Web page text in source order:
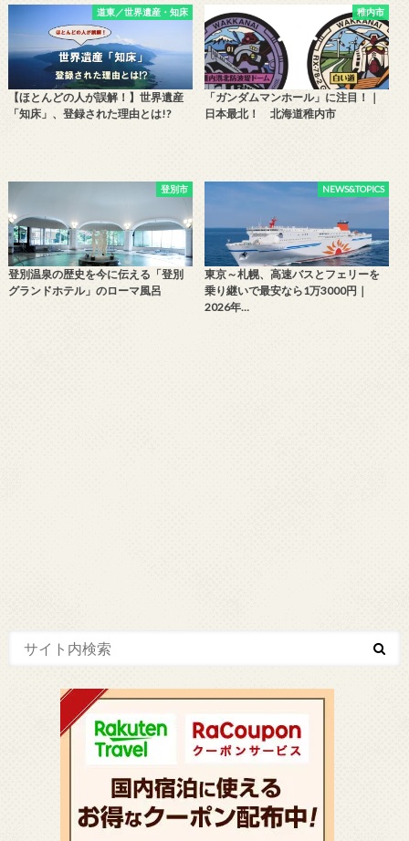
道東／世界遺産・知床
【ほとんどの人が誤解！】世界遺産
「知床」、登録された理由とは!?
稚内市
「ガンダムマンホール」に注目！｜
日本最北！ 北海道稚内市
登別市
登別温泉の歴史を今に伝える「登別
グランドホテル」のローマ風呂
NEWS&TOPICS
東京～札幌、高速バスとフェリーを
乗り継いで最安なら1万3000円｜
2026年…